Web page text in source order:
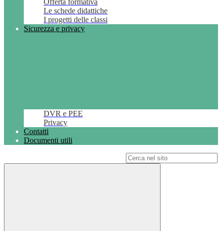
Offerta formativa
Le schede didattiche
I progetti delle classi
Sicurezza e privacy
DVR e PEE
Privacy
Contatti
Documenti utili